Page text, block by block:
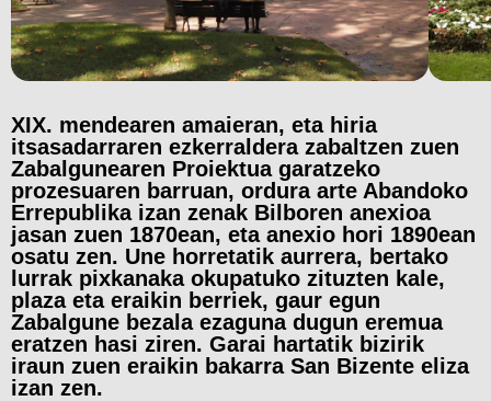
XIX. mendearen amaieran, eta hiria
itsasadarraren ezkerraldera zabaltzen zuen
Zabalgunearen Proiektua garatzeko
prozesuaren barruan, ordura arte Abandoko
Errepublika izan zenak Bilboren anexioa
jasan zuen 1870ean, eta anexio hori 1890ean
osatu zen. Une horretatik aurrera, bertako
lurrak pixkanaka okupatuko zituzten kale,
plaza eta eraikin berriek, gaur egun
Zabalgune bezala ezaguna dugun eremua
eratzen hasi ziren. Garai hartatik bizirik
iraun zuen eraikin bakarra San Bizente eliza
izan zen.